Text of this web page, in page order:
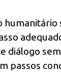
humanitário
diálogo
passos